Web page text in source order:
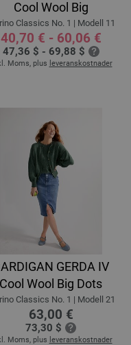
Cool Wool Big
Classics No. 1 | Modell 11
40,70 € - 60,06 €
47,36 $ - 69,88 $
Moms, plus leveranskostnader
GERDA IV
Cool Wool Big Dots
Classics No. 1 | Modell 21
63,00 €
73,30 $
Moms, plus leveranskostnader